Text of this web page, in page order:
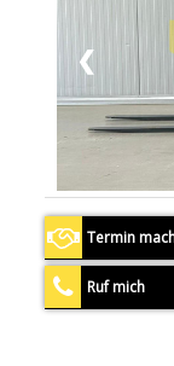
❮
Termin
Ruf mich